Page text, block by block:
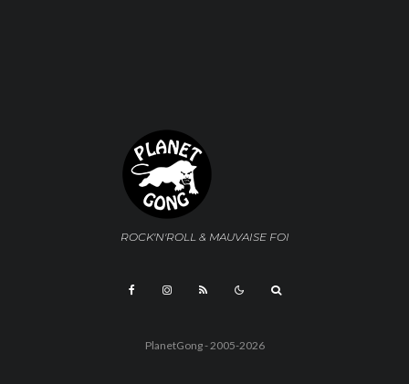
ROCK'N'ROLL & MAUVAISE FOI
PlanetGong - 2005-2026